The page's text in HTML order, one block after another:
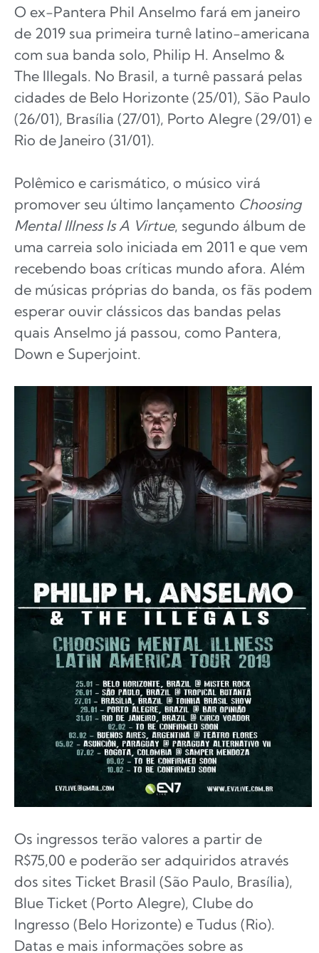
O ex-Pantera Phil Anselmo fará em janeiro
de 2019 sua primeira turnê latino-americana
com sua banda solo, Philip H. Anselmo &
The Illegals. No Brasil, a turnê passará pelas
cidades de Belo Horizonte (25/01), São Paulo
(26/01), Brasília (27/01), Porto Alegre (29/01) e
Rio de Janeiro (31/01).
Polêmico e carismático, o músico virá
promover seu último lançamento Choosing
Mental Illness Is A Virtue, segundo álbum de
uma carreia solo iniciada em 2011 e que vem
recebendo boas críticas mundo afora. Além
de músicas próprias do banda, os fãs podem
esperar ouvir clássicos das bandas pelas
quais Anselmo já passou, como Pantera,
Down e Superjoint.
Os ingressos terão valores a partir de
R$75,00 e poderão ser adquiridos através
dos sites Ticket Brasil (São Paulo, Brasília),
Blue Ticket (Porto Alegre), Clube do
Ingresso (Belo Horizonte) e Tudus (Rio).
Datas e mais informações sobre as